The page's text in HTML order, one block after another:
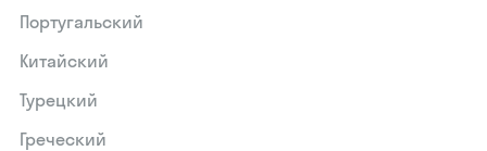
Португальский
Китайский
Турецкий
Греческий